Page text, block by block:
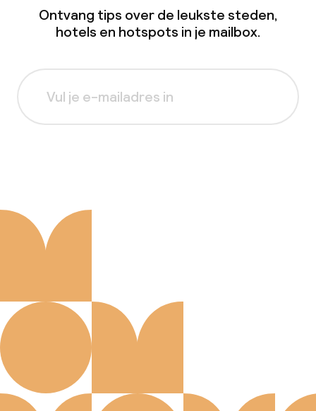
Ontvang tips over de leukste steden,
hotels en hotspots in je mailbox.